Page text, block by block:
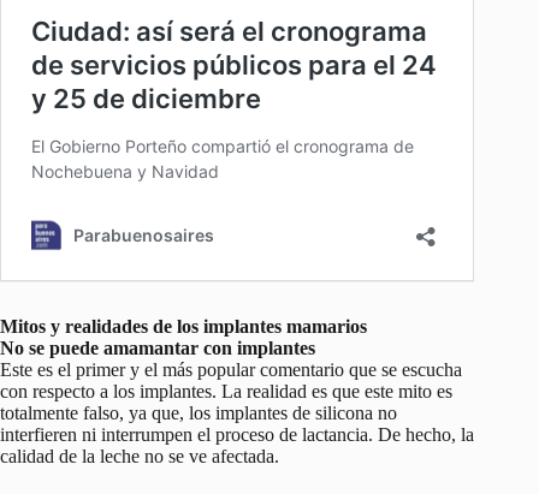
Mitos y realidades de los implantes mamarios
No se puede amamantar con implantes
Este es el primer y el más popular comentario que se escucha
con respecto a los implantes. La realidad es que este mito es
totalmente falso, ya que, los implantes de silicona no
interfieren ni interrumpen el proceso de lactancia. De hecho, la
calidad de la leche no se ve afectada.